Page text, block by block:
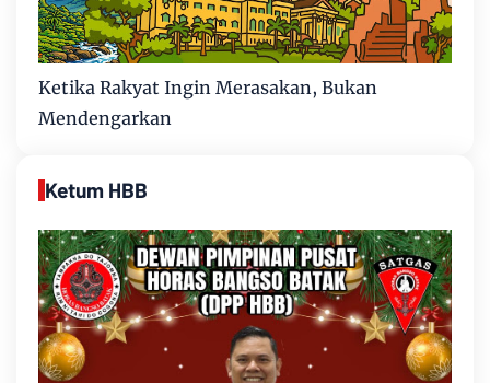
Ketika Rakyat Ingin Merasakan, Bukan
Mendengarkan
Ketum HBB